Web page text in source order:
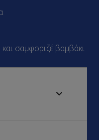
σαμφοριζέ βαμβάκι